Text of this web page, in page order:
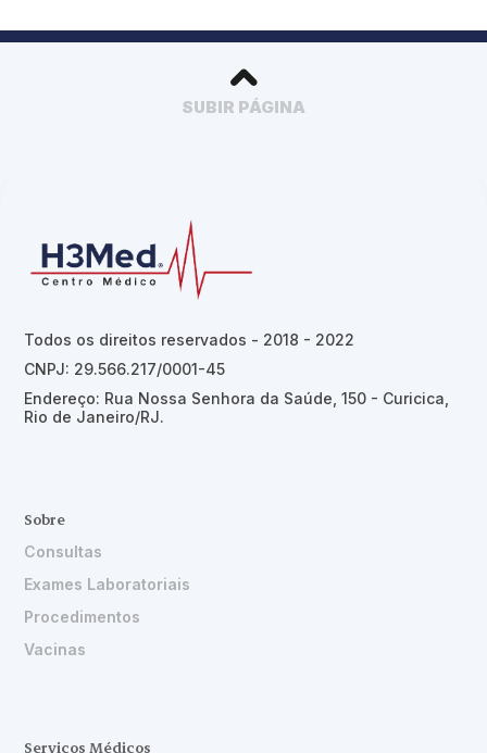
SUBIR PÁGINA
Todos os direitos reservados - 2018 - 2022
CNPJ: 29.566.217/0001-45
Endereço: Rua Nossa Senhora da Saúde, 150 - Curicica,
Rio de Janeiro/RJ.
Sobre
Consultas
Exames Laboratoriais
Procedimentos
Vacinas
Serviços Médicos